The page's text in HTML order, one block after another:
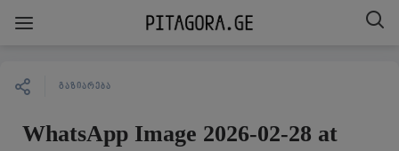
ᲒᲐᲖᲘᲐᲠᲔᲑᲐ
WhatsApp Image 2026-02-28 at